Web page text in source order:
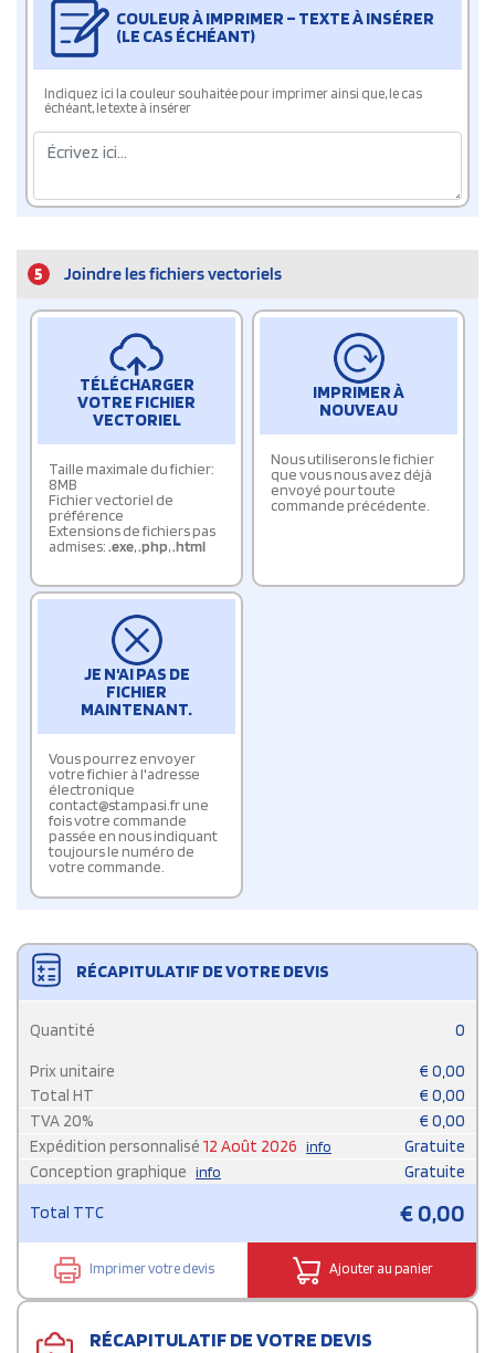
COULEUR À IMPRIMER – TEXTE À INSÉRER
(LE CAS ÉCHÉANT)
Indiquez ici la couleur souhaitée pour imprimer ainsi que, le cas
échéant, le texte à insérer
5 Joindre les fichiers vectoriels
TÉLÉCHARGER
VOTRE FICHIER
VECTORIEL
Taille maximale du fichier:
8MB
Fichier vectoriel de
préférence
Extensions de fichiers pas
admises:.exe,.php,.html
IMPRIMER À
NOUVEAU
Nous utiliserons le fichier
que vous nous avez déjà
envoyé pour toute
commande précédente.
JE N'AI PAS DE
FICHIER
MAINTENANT.
Vous pourrez envoyer
votre fichier à l'adresse
électronique
contact@stampasi.fr une
fois votre commande
passée en nous indiquant
toujours le numéro de
votre commande.
RÉCAPITULATIF DE VOTRE DEVIS
Quantité 0
Prix unitaire € 0,00
Total HT
€ 0,00
TVA 20% € 0,00
Expédition personnalisé 12 Août 2026 info
Gratuite
Conception graphique info Gratuite
Total TTC €0,00
Imprimer votre devis Ajouter au panier
RÉCAPITULATIF DE VOTRE DEVIS